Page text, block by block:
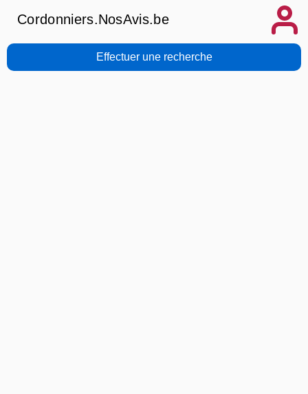
Cordonniers.NosAvis.be
Effectuer une recherche